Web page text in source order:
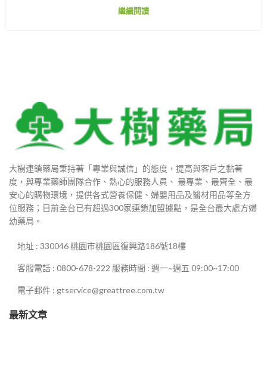
繼續閱讀
大樹連鎖藥局秉持著「專業與誠信」的態度，提高與客戶之黏著
度，與專業藥師團隊合作、熱心的服務人員、 最專業、最齊全、最
安心的購物環境，提供各式營養保健、婦嬰用品及醫材用品等全方
位服務；目前全台已有超過300家連鎖加盟據點，是全台最大處方婦
幼藥局。
地址 : 330046 桃園市桃園區復興路186號18樓
客服電話 : 0800-678-222 服務時間 : 週一~週五 09:00~17:00
電子郵件 : gtservice@greattree.com.tw
最新文章